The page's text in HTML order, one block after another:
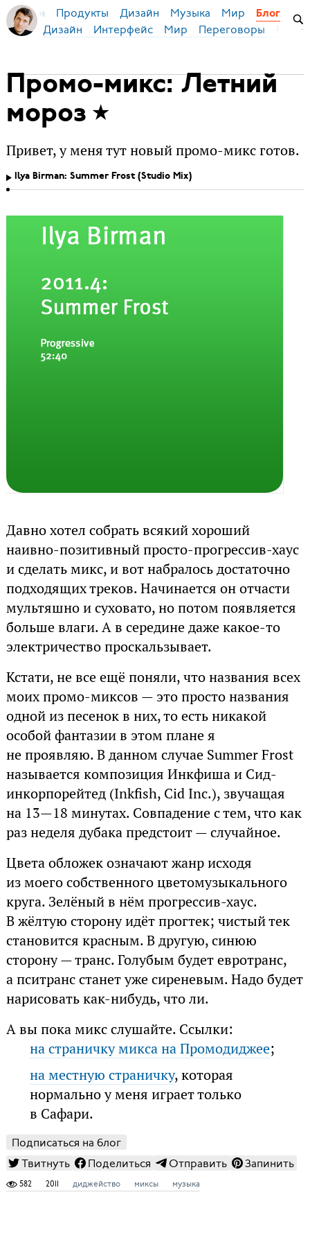
Бирман Продукты Дизайн Музыка Мир Блог
Дизайн Интерфейс Мир Переговоры
Промо-микс: Летний
мороз
Привет, у меня тут новый промо-микс готов.
Ilya Birman: Summer Frost (Studio Mix)
Давно хотел собрать всякий хороший
наивно-позитивный просто-прогрессив-хаус
и сделать микс, и вот набралось достаточно
подходящих треков. Начинается он отчасти
мультяшно и суховато, но потом появляется
больше влаги. А в середине даже какое-то
электричество проскальзывает.
Кстати, не все ещё поняли, что названия всех
моих промо-миксов — это просто названия
одной из песенок в них, то есть никакой
особой фантазии в этом плане я
не проявляю. В данном случае Summer Frost
называется композиция Инкфиша и Сид-
инкорпорейтед (Inkfish, Cid Inc.), звучащая
на 13—18 минутах. Совпадение с тем, что как
раз неделя дубака предстоит — случайное.
Цвета обложек означают жанр исходя
из моего собственного цветомузыкального
круга. Зелёный в нём прогрессив-хаус.
В жёлтую сторону идёт прогтек; чистый тек
становится красным. В другую, синюю
сторону — транс. Голубым будет евротранс,
а пситранс станет уже сиреневым. Надо будет
нарисовать как-нибудь, что ли.
А вы пока микс слушайте. Ссылки:
на страничку микса на Промодиджее;
на местную страничку, которая
нормально у меня играет только
в Сафари.
Подписаться на блог
Твитнуть
Поделиться Отправить Запинить
582 2011 диджейство миксы музыка